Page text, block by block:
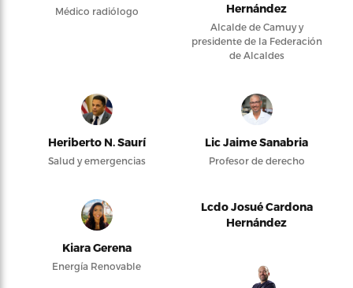
Médico radiólogo
Hernández
Alcalde de Camuy y
presidente de la Federación
de Alcaldes
Heriberto N. Saurí
Salud y emergencias
Lic Jaime Sanabria
Profesor de derecho
Kiara Gerena
Energía Renovable
Lcdo Josué Cardona
Hernández